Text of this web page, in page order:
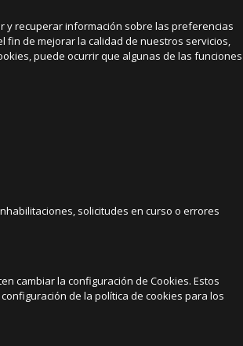
y recuperar información sobre las preferencias
fin de mejorar la calidad de nuestros servicios,
puede ocurrir que algunas de las funciones
solicitudes en curso o errores
cambiar la configuración de Cookies. Estos
de la política de cookies para los